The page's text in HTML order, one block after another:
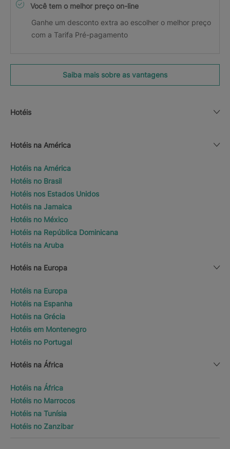
Você tem o melhor preço on-line
Ganhe um desconto extra ao escolher o melhor preço
com a Tarifa Pré-pagamento
Saiba mais sobre as vantagens
Hotéis
Hotéis na América
Hotéis na América
Hotéis no Brasil
Hotéis nos Estados Unidos
Hotéis na Jamaica
Hotéis no México
Hotéis na República Dominicana
Hotéis na Aruba
Hotéis na Europa
Hotéis na Europa
Hotéis na Espanha
Hotéis na Grécia
Hotéis em Montenegro
Hotéis no Portugal
Hotéis na África
Hotéis na África
Hotéis no Marrocos
Hotéis na Tunísia
Hotéis no Zanzibar